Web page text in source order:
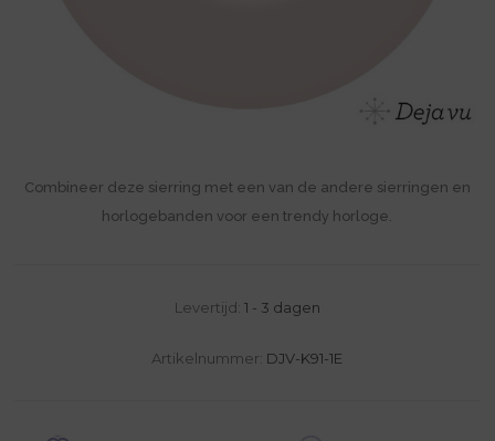
Combineer deze sierring met een van de andere sierringen en
horlogebanden voor een trendy horloge.
Levertijd: 1 - 3 dagen
Artikelnummer: DJV-K91-1E